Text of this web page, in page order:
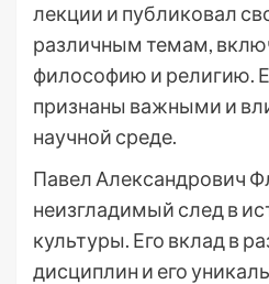
лекции и публиковал
различным темам,
философию и религию.
признаны важными и
научной среде.
Павел Александрович
неизгладимый след в
культуры. Его вклад в
дисциплин и его